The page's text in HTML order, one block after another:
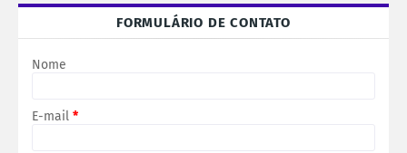
FORMULÁRIO DE CONTATO
Nome
E-mail *